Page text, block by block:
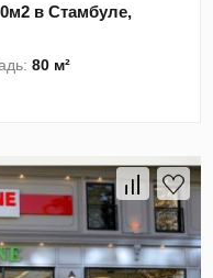
в Стамбуле,
80 м²